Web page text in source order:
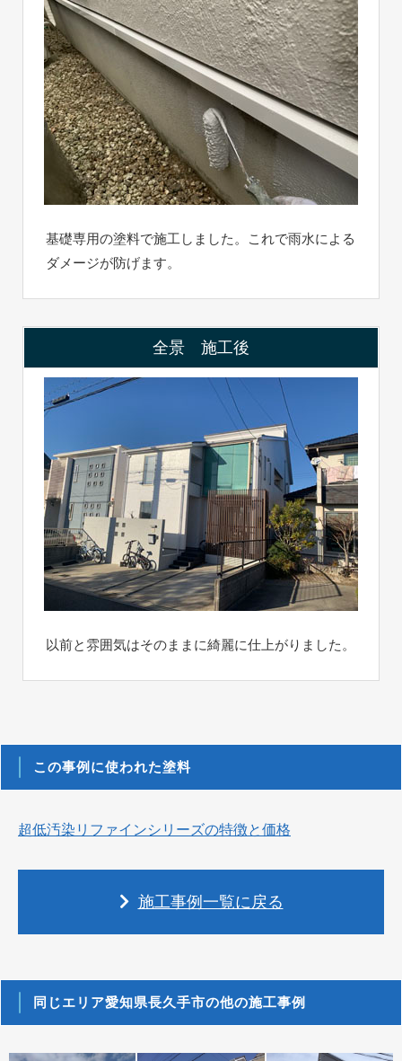
基礎専用の塗料で施工しました。これで雨水による
ダメージが防げます。
全景 施工後
以前と雰囲気はそのままに綺麗に仕上がりました。
この事例に使われた塗料
超低汚染リファインシリーズの特徴と価格
施工事例一覧に戻る
同じエリア愛知県長久手市の他の施工事例